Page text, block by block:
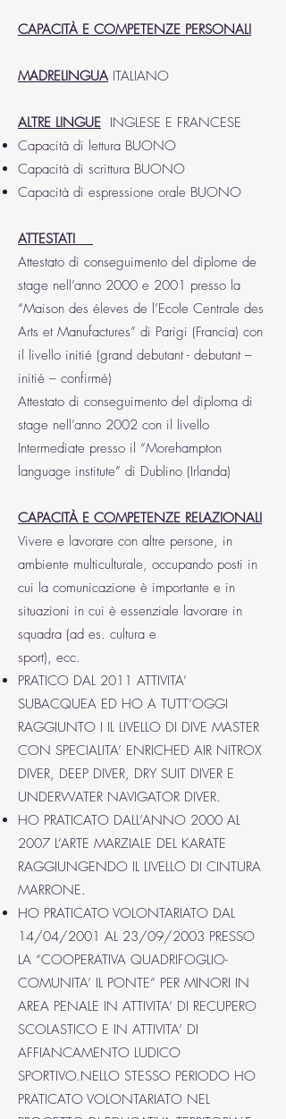
CAPACITÀ E COMPETENZE PERSONALI
MADRELINGUAITALIANO
ALTRE LINGUE INGLESE E FRANCESE
Capacità di lettura BUONO
Capacità di scrittura BUONO
Capacità di espressione orale BUONO
ATTESTATI
Attestato di conseguimento del diplome de
stage nell’anno 2000 e 2001 presso la
“Maison des éleves de l’Ecole Centrale des
Arts et Manufactures” di Parigi (Francia) con
il livello initié (grand debutant - debutant –
initié – confirmé)
Attestato di conseguimento del diploma di
stage nell’anno 2002 con il livello
Intermediate presso il “Morehampton
language institute” di Dublino (Irlanda)
CAPACITÀ E COMPETENZE RELAZIONALI
Vivere e lavorare con altre persone, in
ambiente multiculturale, occupando posti in
cui la comunicazione è importante e in
situazioni in cui è essenziale lavorare in
squadra (ad es. cultura e
sport), ecc.
PRATICO DAL 2011 ATTIVITA’
SUBACQUEA ED HO A TUTT’OGGI
RAGGIUNTO I IL LIVELLO DI DIVE MASTER
CON SPECIALITA’ ENRICHED AIR NITROX
DIVER, DEEP DIVER, DRY SUIT DIVER E
UNDERWATER NAVIGATOR DIVER.
HO PRATICATO DALL’ANNO 2000 AL
2007 L’ARTE MARZIALE DEL KARATE
RAGGIUNGENDO IL LIVELLO DI CINTURA
MARRONE.
HO PRATICATO VOLONTARIATO DAL
14/04/2001 AL 23/09/2003 PRESSO
LA “COOPERATIVA QUADRIFOGLIO-
COMUNITA’ IL PONTE” PER MINORI IN
AREA PENALE IN ATTIVITA’ DI RECUPERO
SCOLASTICO E IN ATTIVITA’ DI
AFFIANCAMENTO LUDICO
SPORTIVO.NELLO STESSO PERIODO HO
PRATICATO VOLONTARIATO NEL